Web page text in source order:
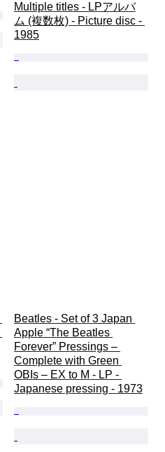
Multiple titles - LPアルバ
ム (複数枚) - Picture disc -
1985
Beatles - Set of 3 Japan
Apple “The Beatles
Forever” Pressings –
Complete with Green
OBIs – EX to M - LP -
Japanese pressing - 1973